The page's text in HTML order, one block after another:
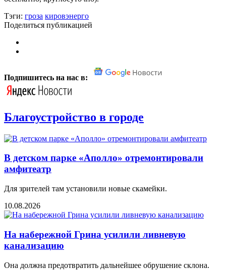
Тэги: гроза кировэнерго
Поделиться публикацией
Подпишитесь на нас в:
Благоустройство в городе
В детском парке «Аполло» отремонтировали
амфитеатр
Для зрителей там установили новые скамейки.
10.08.2026
На набережной Грина усилили ливневую
канализацию
Она должна предотвратить дальнейшее обрушение склона.